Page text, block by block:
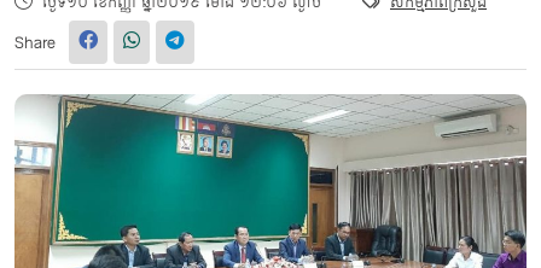
Share